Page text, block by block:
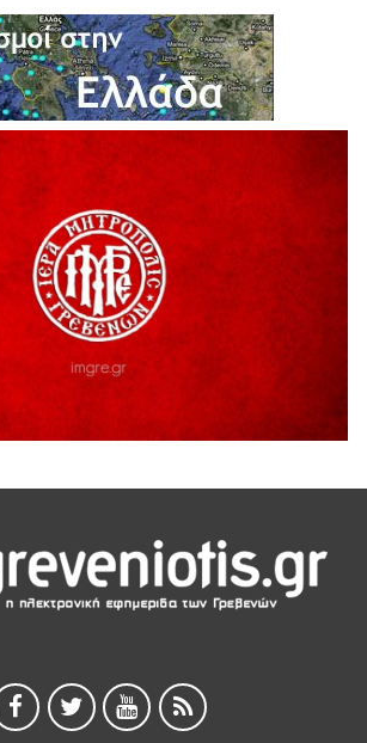
της οδού Περιβόλι –
(και) δύναμη
ΣΥΝΕΧΙΖΕΙ ΣΤΟΝ ΠΡΩΤΕΑ
Συλλόγου Ταξιάρχη προς κ.
του Α΄ κλάδου ύδρευσης
πλαίσιο του «Πολιτιστικού
με την βραβευμένη ταινία «Μικρές